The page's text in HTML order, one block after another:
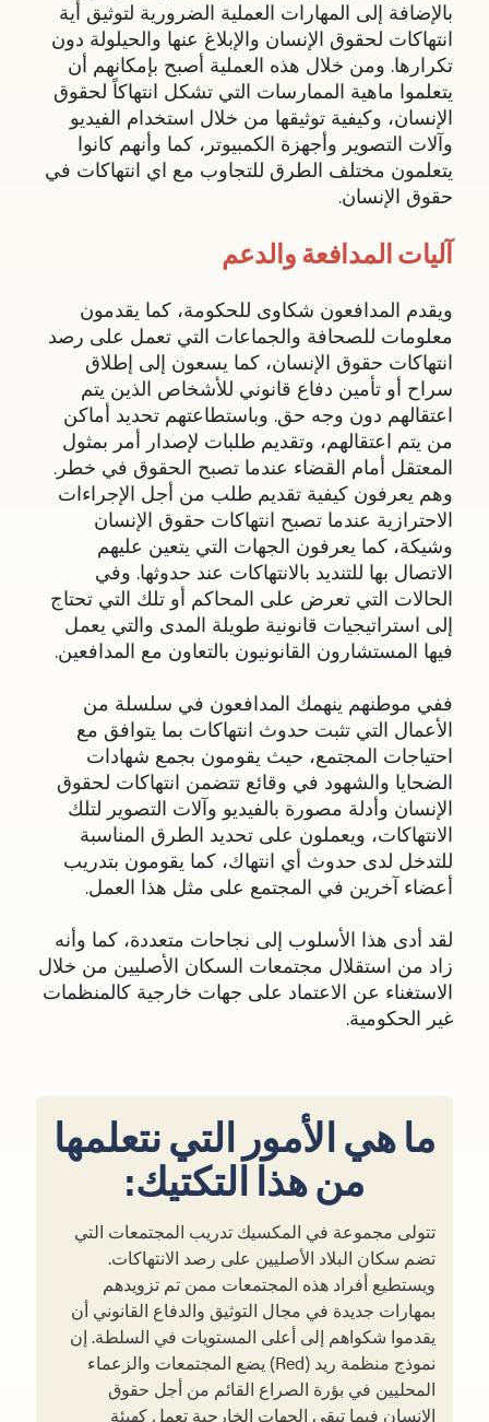
بالإضافة إلى المهارات العملية الضرورية لتوثيق أية
انتهاكات لحقوق الإنسان والإبلاغ عنها والحيلولة دون
تكرارها. ومن خلال هذه العملية أصبح بإمكانهم أن
يتعلموا ماهية الممارسات التي تشكل انتهاكاً لحقوق
الإنسان، وكيفية توثيقها من خلال استخدام الفيديو
وآلات التصوير وأجهزة الكمبيوتر، كما وأنهم كانوا
يتعلمون مختلف الطرق للتجاوب مع اي انتهاكات في
حقوق الإنسان.
آليات المدافعة والدعم
ويقدم المدافعون شكاوى للحكومة، كما يقدمون
معلومات للصحافة والجماعات التي تعمل على رصد
انتهاكات حقوق الإنسان، كما يسعون إلى إطلاق
سراح أو تأمين دفاع قانوني للأشخاص الذين يتم
اعتقالهم دون وجه حق. وباستطاعتهم تحديد أماكن
من يتم اعتقالهم، وتقديم طلبات لإصدار أمر بمثول
المعتقل أمام القضاء عندما تصبح الحقوق في خطر.
وهم يعرفون كيفية تقديم طلب من أجل الإجراءات
الاحترازية عندما تصبح انتهاكات حقوق الإنسان
وشيكة، كما يعرفون الجهات التي يتعين عليهم
الاتصال بها للتنديد بالانتهاكات عند حدوثها. وفي
الحالات التي تعرض على المحاكم أو تلك التي تحتاج
إلى استراتيجيات قانونية طويلة المدى والتي يعمل
فيها المستشارون القانونيون بالتعاون مع المدافعين.
ففي موطنهم ينهمك المدافعون في سلسلة من
الأعمال التي تثبت حدوث انتهاكات بما يتوافق مع
احتياجات المجتمع، حيث يقومون بجمع شهادات
الضحايا والشهود في وقائع تتضمن انتهاكات لحقوق
الإنسان وأدلة مصورة بالفيديو وآلات التصوير لتلك
الانتهاكات، ويعملون على تحديد الطرق المناسبة
للتدخل لدى حدوث أي انتهاك، كما يقومون بتدريب
أعضاء آخرين في المجتمع على مثل هذا العمل.
لقد أدى هذا الأسلوب إلى نجاحات متعددة، كما وأنه
زاد من استقلال مجتمعات السكان الأصليين من خلال
الاستغناء عن الاعتماد على جهات خارجية كالمنظمات
غير الحكومية.
ما هي الأمور التي نتعلمها
من هذا التكتيك:
تتولى مجموعة في المكسيك تدريب المجتمعات التي
تضم سكان البلاد الأصليين على رصد الانتهاكات.
ويستطيع أفراد هذه المجتمعات ممن تم تزويدهم
بمهارات جديدة في مجال التوثيق والدفاع القانوني أن
يقدموا شكواهم إلى أعلى المستويات في السلطة. إن
نموذج منظمة ريد (Red) يضع المجتمعات والزعماء
المحليين في بؤرة الصراع القائم من أجل حقوق
الإنسان فيما تبقى الجهات الخارجية تعمل كهيئة